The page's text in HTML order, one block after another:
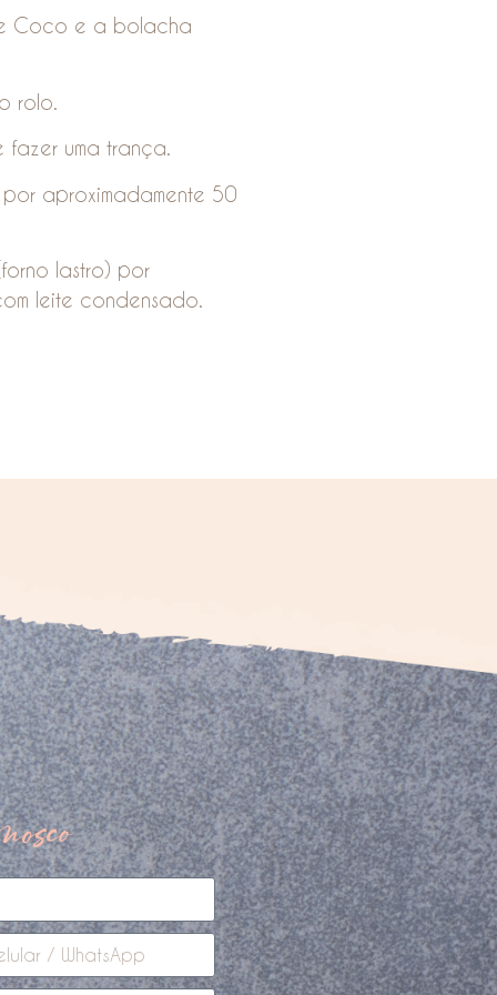
Coco e a bolacha
rolo.
uma trança.
aproximadamente 50
lastro) por
leite condensado.